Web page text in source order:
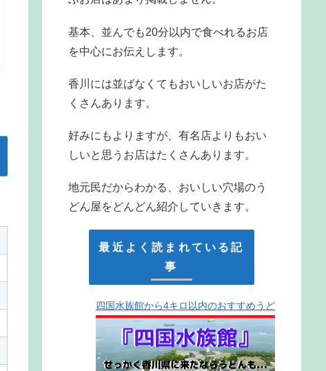
基本、並んでも20分以内で食べれるお店
を中心にお伝えします。
香川には並ばなくてもおいしいお店がた
くさんあります。
好みにもよりますが、有名店よりもおい
しいと思うお店はたくさんあります。
地元民だからわかる、おいしい穴場のう
どん屋をどんどん紹介していきます。
最近よく読まれている記
事
四国水族館から4キロ以内のおすすめうど